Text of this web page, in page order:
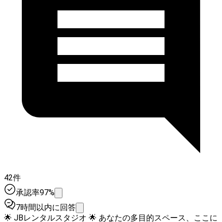
42件
承認率97%
7時間以内に回答
🌟 JBレンタルスタジオ 🌟 あなたの多目的スペース、ここに